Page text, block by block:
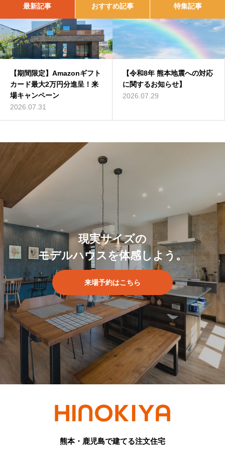
最新記事 おすすめ記事 特集記事
【期間限定】Amazonギフト
カード最大2万円分進呈！来
場キャンペーン
2026.07.31
【令和8年 熊本地震への対応
に関するお知らせ】
2026.07.29
＜終了いたしました＞6/11
（土）12（日）Z空調体感会
｜熊本県八代市長田町
2022.05.22
＜終了いたしました＞5/21
（土）22（日）平屋実例見
学会｜熊本県人吉市下原田町
現実サイズの
モデルハウスを体感しよう。
来場予約はこちら
熊本・鹿児島で建てる注文住宅